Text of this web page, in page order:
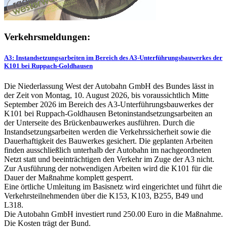
Verkehrsmeldungen:
A3: Instandsetzungsarbeiten im Bereich des A3-Unterführungsbauwerkes der
K101 bei Ruppach-Goldhausen
Die Niederlassung West der Autobahn GmbH des Bundes lässt in
der Zeit von Montag, 10. August 2026, bis voraussichtlich Mitte
September 2026 im Bereich des A3-Unterführungsbauwerkes der
K101 bei Ruppach-Goldhausen Betoninstandsetzungsarbeiten an
der Unterseite des Brückenbauwerkes ausführen. Durch die
Instandsetzungsarbeiten werden die Verkehrssicherheit sowie die
Dauerhaftigkeit des Bauwerkes gesichert. Die geplanten Arbeiten
finden ausschließlich unterhalb der Autobahn im nachgeordneten
Netzt statt und beeinträchtigen den Verkehr im Zuge der A3 nicht.
Zur Ausführung der notwendigen Arbeiten wird die K101 für die
Dauer der Maßnahme komplett gesperrt.
Eine örtliche Umleitung im Basisnetz wird eingerichtet und führt die
Verkehrsteilnehmenden über die K153, K103, B255, B49 und
L318.
Die Autobahn GmbH investiert rund 250.00 Euro in die Maßnahme.
Die Kosten trägt der Bund.